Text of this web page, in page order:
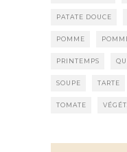
PATATE DOUCE
POMME
PRINTEMPS
SOUPE TARTE
TOMATE